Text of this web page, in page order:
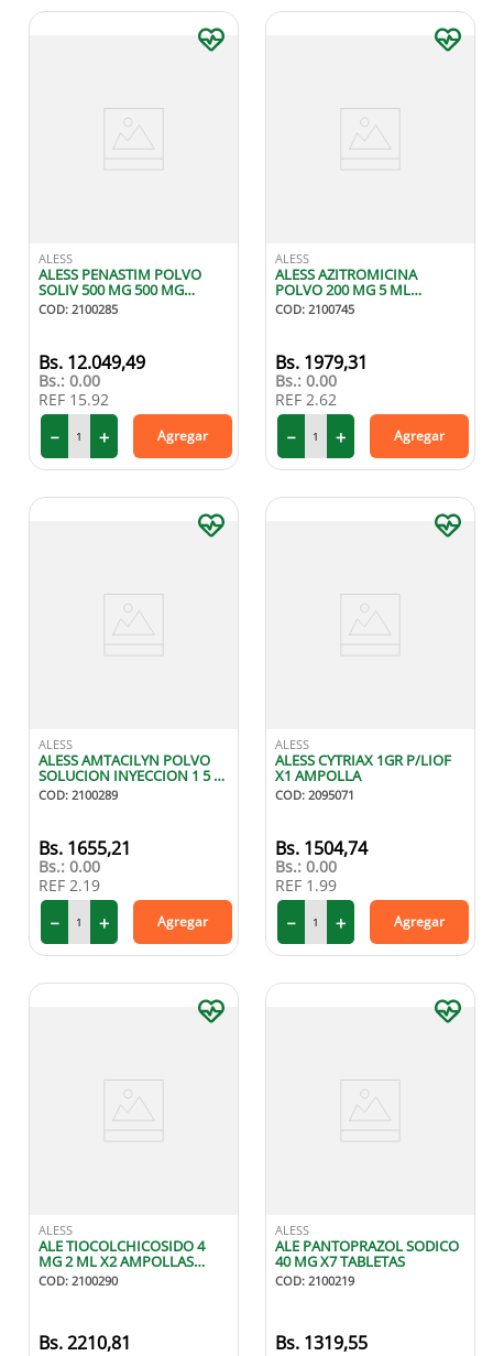
ALESS
ALESS PENASTIM POLVO
SOLIV 500 MG 500 MG
AMPOLLA
COD: 2100285
12.049,49
Bs.: 0.00
REF 15.92
＋
－ Agregar
ALESS
ALESS AZITROMICINA
POLVO 200 MG 5 ML
SUSPENSION
COD: 2100745
1979,31
Bs.: 0.00
REF 2.62
＋
－ Agregar
ALESS
ALESS AMTACILYN POLVO
SOLUCION INYECCION 1 5 G
X1 AMPOLLA
COD: 2100289
1655,21
Bs.: 0.00
REF 2.19
＋
－ Agregar
ALESS
ALESS CYTRIAX 1GR P/LIOF
X1 AMPOLLA
COD: 2095071
1504,74
Bs.: 0.00
REF 1.99
＋
－ Agregar
ALESS
ALE TIOCOLCHICOSIDO 4
MG 2 ML X2 AMPOLLAS
INYECCION
INTRAMUSCULAR
COD: 2100290
2210,81
ALESS
ALE PANTOPRAZOL SODICO
40 MG X7 TABLETAS
COD: 2100219
1319,55